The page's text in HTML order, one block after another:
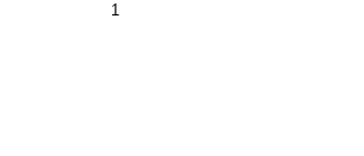
1